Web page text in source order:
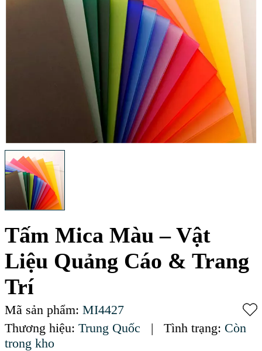
Tấm Mica Màu – Vật
Liệu Quảng Cáo & Trang
Trí
Mã sản phẩm: MI4427
Thương hiệu: Trung Quốc | Tình trạng: Còn
trong kho